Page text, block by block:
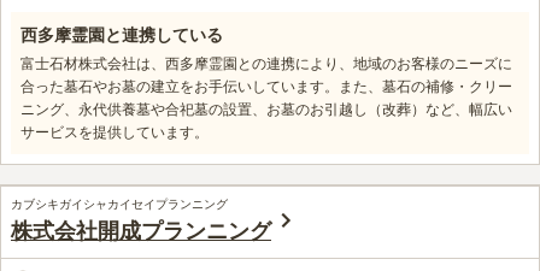
西多摩霊園と連携している
富士石材株式会社は、西多摩霊園との連携により、地域のお客様のニーズに
合った墓石やお墓の建立をお手伝いしています。また、墓石の補修・クリー
ニング、永代供養墓や合祀墓の設置、お墓のお引越し（改葬）など、幅広い
サービスを提供しています。
カブシキガイシャカイセイプランニング
株式会社開成プランニング